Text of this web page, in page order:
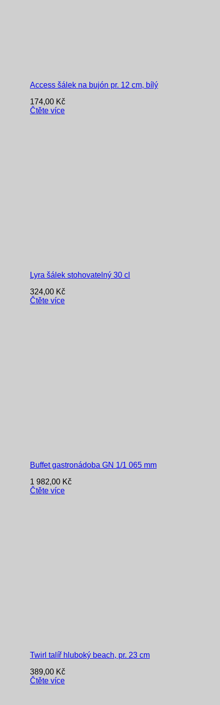
Access šálek na bujón pr. 12 cm, bílý
174,00 Kč
Čtěte více
Lyra šálek stohovatelný 30 cl
324,00 Kč
Čtěte více
Buffet gastronádoba GN 1/1 065 mm
1 982,00 Kč
Čtěte více
Twirl talíř hluboký beach, pr. 23 cm
389,00 Kč
Čtěte více